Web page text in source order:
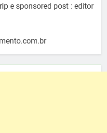
e sponsored post : editor